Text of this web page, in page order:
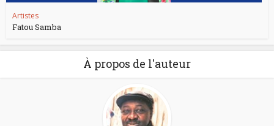
Artistes
Fatou Samba
À propos de l'auteur